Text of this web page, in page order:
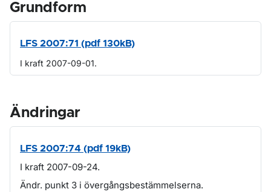
Grundform
LFS 2007:71 (pdf 130kB)
I kraft 2007-09-01.
Ändringar
LFS 2007:74 (pdf 19kB)
I kraft 2007-09-24.
Ändr. punkt 3 i övergångsbestämmelserna.